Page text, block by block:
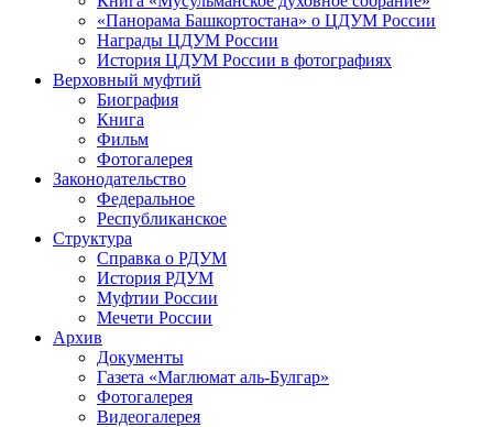
«Панорама Башкортостана» о ЦДУМ России
Награды ЦДУМ России
История ЦДУМ России в фотографиях
Верховный муфтий
Биография
Книга
Фильм
Фотогалерея
Законодательство
Федеральное
Республиканское
Структура
Справка о РДУМ
История РДУМ
Муфтии России
Мечети России
Архив
Документы
Газета «Маглюмат аль-Булгар»
Фотогалерея
Видеогалерея